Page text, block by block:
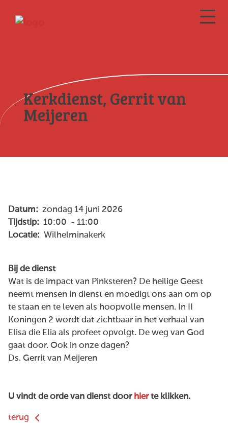
Kerkdienst, Gerrit van
Meijeren
Datum: zondag 14 juni 2026
Tijdstip: 10:00 - 11:00
Locatie: Wilhelminakerk
Bij de dienst
Wat is de impact van Pinksteren? De heilige Geest
neemt mensen in dienst en moedigt ons aan om op
te staan en te leven als hoopvolle mensen. In II
Koningen 2 wordt dat zichtbaar in het verhaal van
Elisa die Elia als profeet opvolgt. De weg van God
gaat door. Ook in onze dagen?
Ds. Gerrit van Meijeren
U vindt de orde van dienst door hierte klikken.
terug